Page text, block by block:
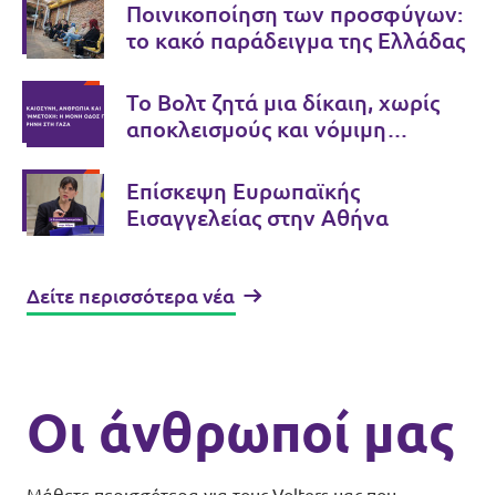
Ποινικοποίηση των προσφύγων:
το κακό παράδειγμα της Ελλάδας
Το Βολτ ζητά μια δίκαιη, χωρίς
αποκλεισμούς και νόμιμη
Επίσκεψη Ευρωπαϊκής
Εισαγγελείας στην Αθήνα
Δείτε περισσότερα νέα
Οι άνθρωποί μας